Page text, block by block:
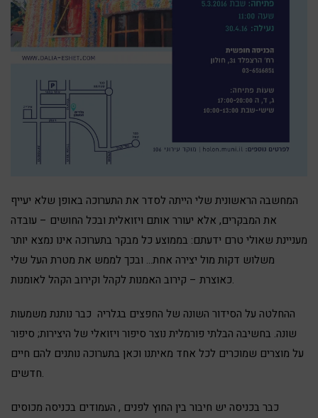
המחשבה הראשונית שלי הייתה לסדר את התערוכה באופן שלא יעייף
את המבקרים, אלא יעורר אותם ויזואלית ובכל החושים – עובדה
מעניינת שאולי טרם ידעתם: בממוצע כל מבקר בתערוכה אינו נמצא יותר
משלוש דקות מול יצירה אחת… ובכך לממש את מטרת העל שלי
כאוצרת – קירוב האמנות לקהל וקירוב הקהל לאומנות.
ההחלטה על הסידור השונה של החפצים בגלריה כבר נותנת משמעות
שונה. בחשיבה הבלתי פורמלית נוצר סיפור ויזואלי של היצירות; סיפור
על מוצרים שמוכרים לכל אחד מאיתנו וכאן בתערוכה נותנים להם חיים
חדשים.
כבר בכניסה יש חיבור בין החוץ לפנים , העמודים בכניסה מכוסים